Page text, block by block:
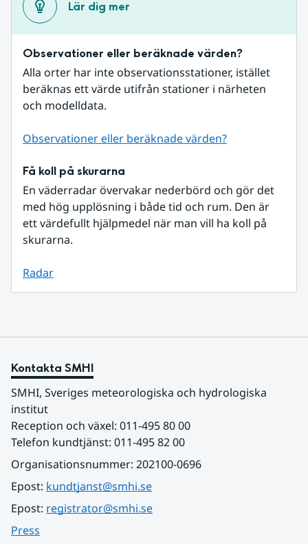
Lär dig mer
Observationer eller beräknade värden?
Alla orter har inte observationsstationer, istället
beräknas ett värde utifrån stationer i närheten
och modelldata.
Observationer eller beräknade värden?
Få koll på skurarna
En väderradar övervakar nederbörd och gör det
med hög upplösning i både tid och rum. Den är
ett värdefullt hjälpmedel när man vill ha koll på
skurarna.
Radar
Kontakta SMHI
SMHI, Sveriges meteorologiska och hydrologiska
institut
Reception och växel: 011-495 80 00
Telefon kundtjänst: 011-495 82 00
Organisationsnummer: 202100-0696
Epost: kundtjanst@smhi.se
Epost: registrator@smhi.se
Press